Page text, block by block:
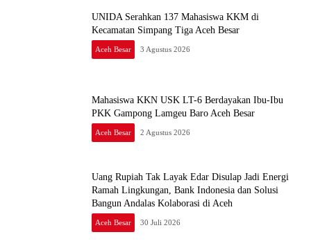
UNIDA Serahkan 137 Mahasiswa KKM di
Kecamatan Simpang Tiga Aceh Besar
Aceh Besar 3 Agustus 2026
Mahasiswa KKN USK LT-6 Berdayakan Ibu-Ibu
PKK Gampong Lamgeu Baro Aceh Besar
Aceh Besar 2 Agustus 2026
Uang Rupiah Tak Layak Edar Disulap Jadi Energi
Ramah Lingkungan, Bank Indonesia dan Solusi
Bangun Andalas Kolaborasi di Aceh
Aceh Besar 30 Juli 2026